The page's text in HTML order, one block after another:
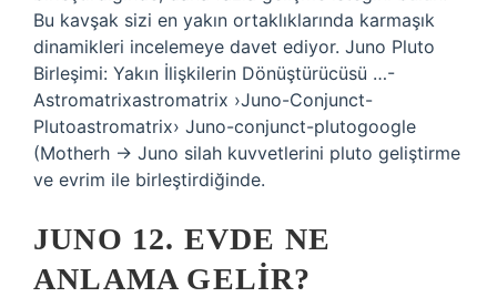
Bu kavşak sizi en yakın ortaklıklarında karmaşık
dinamikleri incelemeye davet ediyor. Juno Pluto
Birleşimi: Yakın İlişkilerin Dönüştürücüsü …-
Astromatrixastromatrix ›Juno-Conjunct-
Plutoastromatrix› Juno-conjunct-plutogoogle
(Motherh → Juno silah kuvvetlerini pluto geliştirme
ve evrim ile birleştirdiğinde.
JUNO 12. EVDE NE
ANLAMA GELIR?